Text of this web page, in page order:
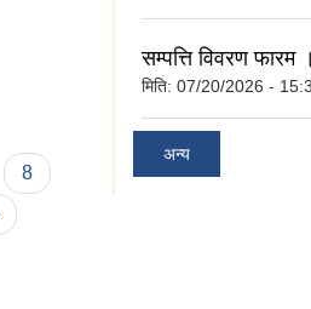
8
सम्पत्ति विवरण फारम ।
मिति: 07/20/2026 -
अन्य